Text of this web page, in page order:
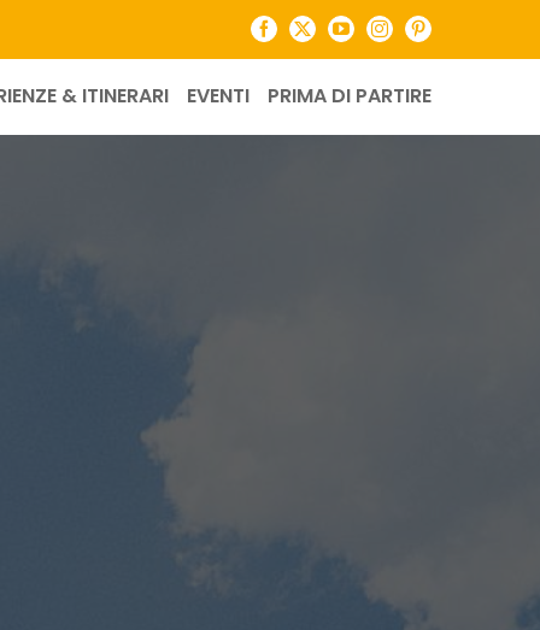
Facebook
X YouTubeInstagramPinterest
& ITINERARI EVENTI PRIMA DI PARTIRE